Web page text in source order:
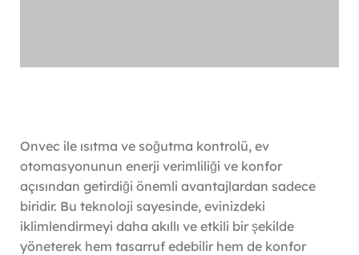
Onvec ile ısıtma ve soğutma kontrolü, ev
otomasyonunun enerji verimliliği ve konfor
açısından getirdiği önemli avantajlardan sadece
biridir. Bu teknoloji sayesinde, evinizdeki
iklimlendirmeyi daha akıllı ve etkili bir şekilde
yöneterek hem tasarruf edebilir hem de konfor